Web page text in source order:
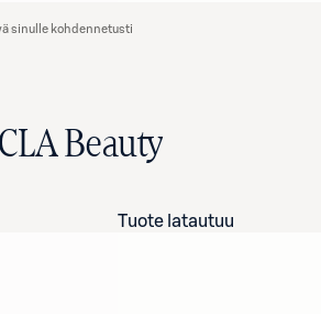
sinulle kohdennetusti
Beauty
Tuote latautuu